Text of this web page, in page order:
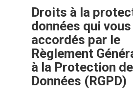
Droits à la
données qui
accordés par le
Règlement
à la Protection
Données (RGPD)